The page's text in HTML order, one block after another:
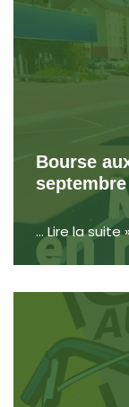
Bourse
septembre
… Lire la suite